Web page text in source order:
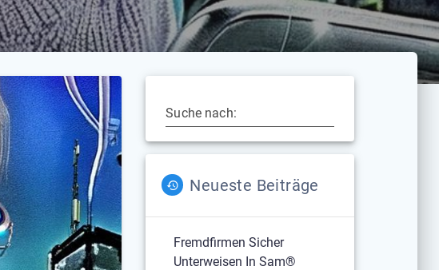
Suche nach:
Neueste Beiträge
Fremdfirmen Sicher
Unterweisen In Sam®